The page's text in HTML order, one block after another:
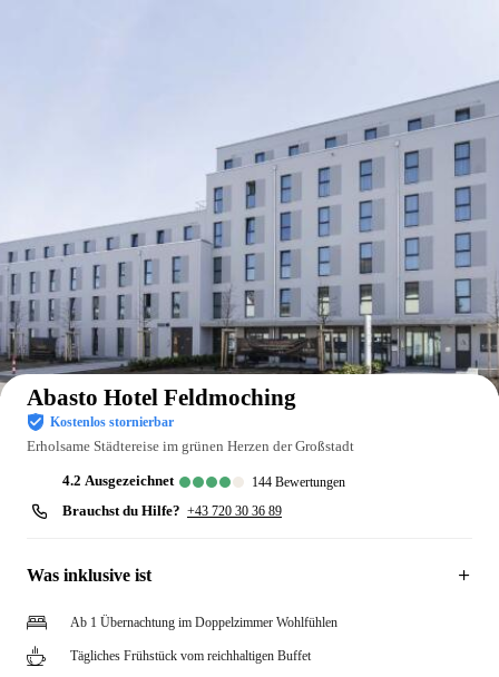
Auf der Karte anzeigen
Abasto Hotel Feldmoching
Kostenlos stornierbar
Erholsame Städtereise im grünen Herzen der Großstadt
4.2 ausgezeichnet 144 Bewertungen
Brauchst du Hilfe? +43 720 30 36 89
Was inklusive ist
Ab 1 Übernachtung im Doppelzimmer Wohlfühlen
Tägliches Frühstück vom reichhaltigen Buffet